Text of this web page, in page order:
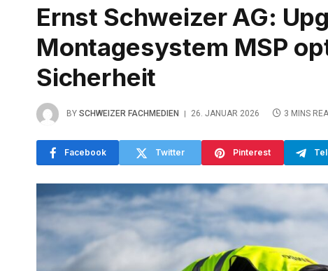
Ernst Schweizer AG:
Montagesystem MSP
Sicherheit
BY SCHWEIZER FACHMEDIEN 26. JANUAR 2026 3 MINS
Facebook Twitter Pinterest